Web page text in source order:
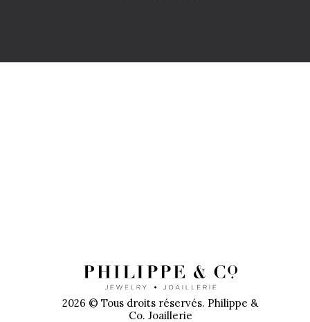
2026 © Tous droits réservés. Philippe &
Co. Joaillerie